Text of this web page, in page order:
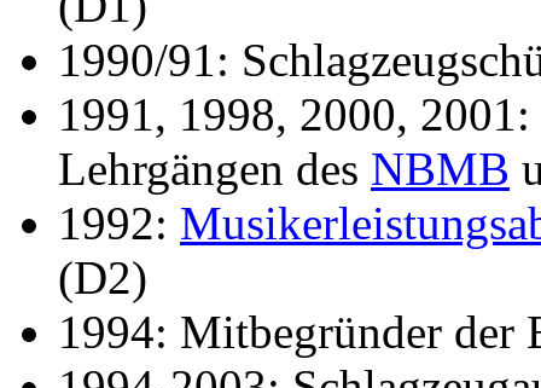
1990/91:
1991, 1998, 2000,
Lehrgängen des NBMB
1992:
(D2)
1994: Mitbegründer der